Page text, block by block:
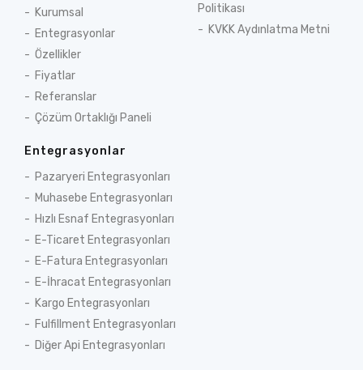
Kurumsal
Entegrasyonlar
Özellikler
Fiyatlar
Referanslar
Çözüm Ortaklığı Paneli
Politikası
KVKK Aydınlatma Metni
Entegrasyonlar
Pazaryeri Entegrasyonları
Muhasebe Entegrasyonları
Hızlı Esnaf Entegrasyonları
E-Ticaret Entegrasyonları
E-Fatura Entegrasyonları
E-İhracat Entegrasyonları
Kargo Entegrasyonları
Fulfillment Entegrasyonları
Diğer Api Entegrasyonları